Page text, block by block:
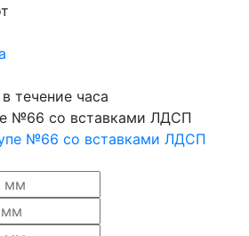
течение часа
№66 со вставками ЛДСП